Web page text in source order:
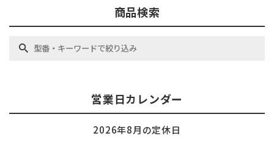
商品検索
営業日カレンダー
2026年8月の定休日